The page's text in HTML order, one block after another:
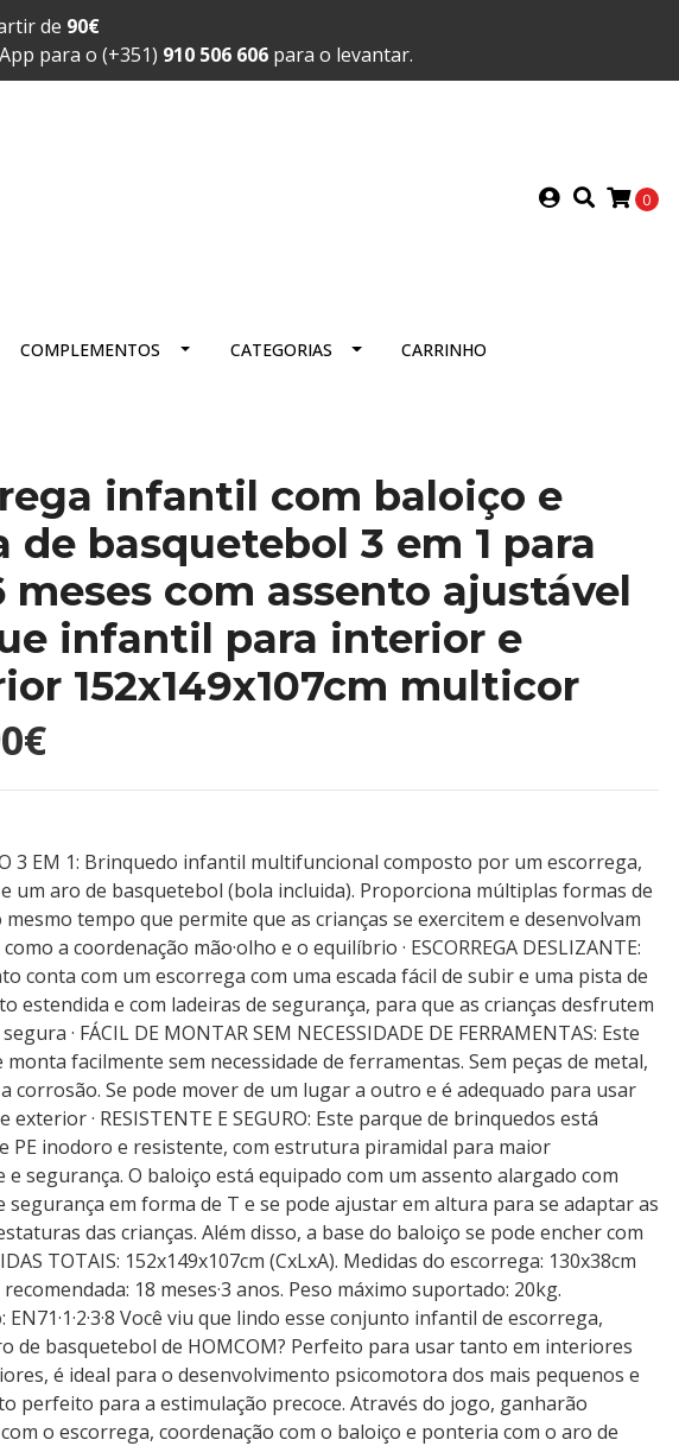
de 90€
para o (+351) 910 506 606 para o levantar.
0
COMPLEMENTOS CATEGORIAS CARRINHO
infantil com baloiço e
de basquetebol 3 em 1 para
meses com assento ajustável
infantil para interior e
152x149x107cm multicor
3 EM 1: Brinquedo infantil multifuncional composto por um escorrega,
um aro de basquetebol (bola incluida). Proporciona múltiplas formas de
tempo que permite que as crianças se exercitem e desenvolvam
a coordenação mão·olho e o equilíbrio · ESCORREGA DESLIZANTE:
conta com um escorrega com uma escada fácil de subir e uma pista de
estendida e com ladeiras de segurança, para que as crianças desfrutem
· FÁCIL DE MONTAR SEM NECESSIDADE DE FERRAMENTAS: Este
facilmente sem necessidade de ferramentas. Sem peças de metal,
corrosão. Se pode mover de um lugar a outro e é adequado para usar
· RESISTENTE E SEGURO: Este parque de brinquedos está
PE inodoro e resistente, com estrutura piramidal para maior
e segurança. O baloiço está equipado com um assento alargado com
segurança em forma de T e se pode ajustar em altura para se adaptar as
das crianças. Além disso, a base do baloiço se pode encher com
TOTAIS: 152x149x107cm (CxLxA). Medidas do escorrega: 130x38cm
recomendada: 18 meses·3 anos. Peso máximo suportado: 20kg.
EN71·1·2·3·8 Você viu que lindo esse conjunto infantil de escorrega,
de basquetebol de HOMCOM? Perfeito para usar tanto em interiores
é ideal para o desenvolvimento psicomotora dos mais pequenos e
perfeito para a estimulação precoce. Através do jogo, ganharão
o escorrega, coordenação com o baloiço e ponteria com o aro de